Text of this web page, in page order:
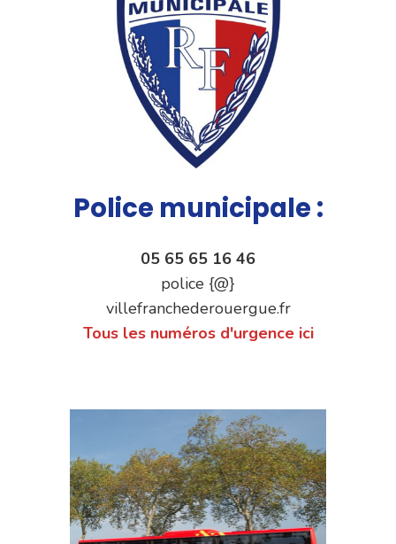
Police municipale :
05 65 65 16 46
police {@}
villefranchederouergue.fr
Tous les numéros d'urgence ici